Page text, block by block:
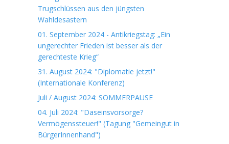
Trugschlüssen aus den jüngsten
Wahldesastern
01. September 2024 - Antikriegstag: „Ein
ungerechter Frieden ist besser als der
gerechteste Krieg“
31. August 2024: "Diplomatie jetzt!"
(Internationale Konferenz)
Juli / August 2024: SOMMERPAUSE
04. Juli 2024: "Daseinsvorsorge?
Vermögenssteuer!" (Tagung "Gemeingut in
BürgerInnenhand")